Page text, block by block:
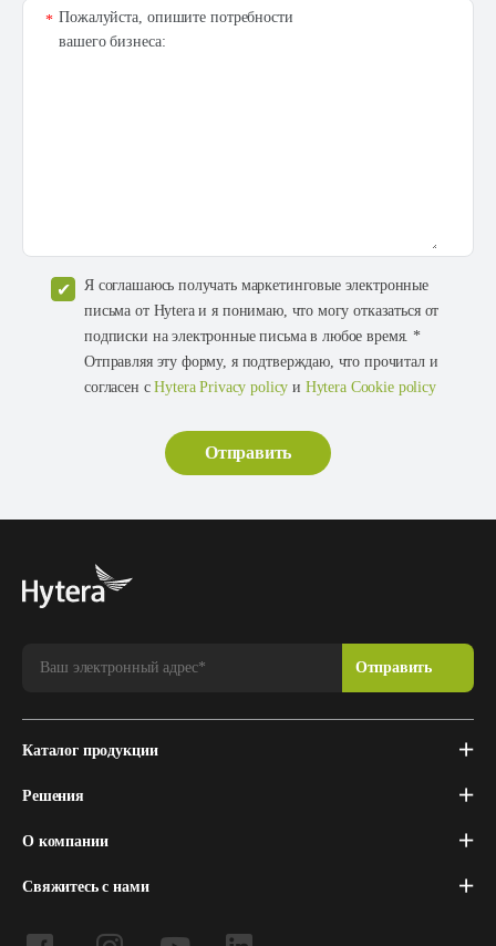
Пожалуйста, опишите потребности
вашего бизнеса:
*
Я соглашаюсь получать маркетинговые электронные
письма от Hytera и я понимаю, что могу отказаться от
подписки на электронные письма в любое время. *
Отправляя эту форму, я подтверждаю, что прочитал и
согласен сHytera Privacy policy и Hytera Cookie policy
Каталог продукции
Решения
О компании
Свяжитесь с нами